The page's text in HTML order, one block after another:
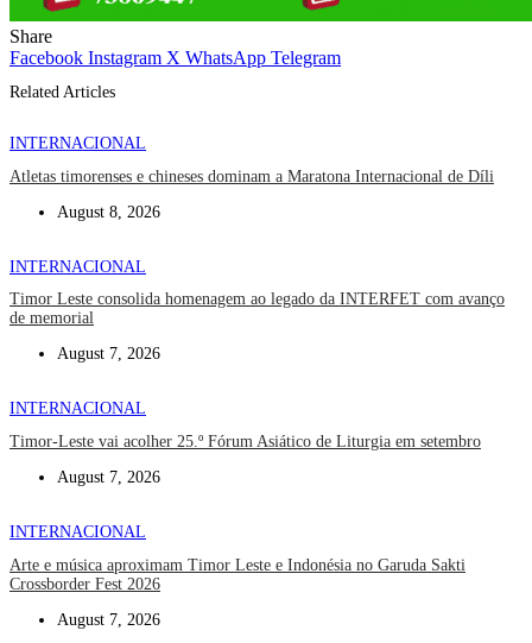
Share
Facebook Instagram X WhatsApp Telegram
Related Articles
INTERNACIONAL
Atletas timorenses e chineses dominam a Maratona Internacional de Díli
August 8, 2026
INTERNACIONAL
Timor Leste consolida homenagem ao legado da INTERFET com avanço
de memorial
August 7, 2026
INTERNACIONAL
Timor-Leste vai acolher 25.º Fórum Asiático de Liturgia em setembro
August 7, 2026
INTERNACIONAL
Arte e música aproximam Timor Leste e Indonésia no Garuda Sakti
Crossborder Fest 2026
August 7, 2026